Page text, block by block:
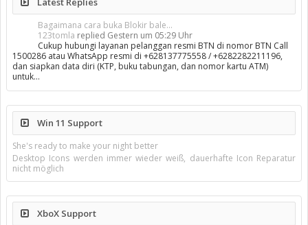
Bagaimana cara buka Blokir bale...
123tomla replied Gestern um 05:29 Uhr
Cukup hubungi layanan pelanggan resmi BTN di nomor BTN Call
1500286 atau WhatsApp resmi di +628137775558 / +6282282211196,
dan siapkan data diri (KTP, buku tabungan, dan nomor kartu ATM)
untuk…
Win 11 Support
She's ready to make your night better
Desktop Icons werden immer wieder weiß, dauerhafte Icon Reparatur
nicht möglich
XboX Support